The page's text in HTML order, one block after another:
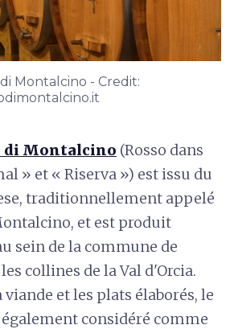
Montalcino - Credit:
di Montalcino (Rosso dans
» et « Riserva ») est issu du
traditionnellement appelé
et est produit
sein de la commune de
collines de la Val d'Orcia.
viande et les plats élaborés, le
considéré comme